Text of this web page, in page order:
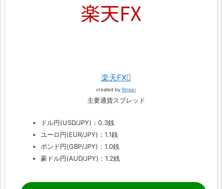
楽天FX
created by Rinker
主要通貨スプレッド
ドル円(USD/JPY)：0.3銭
ユーロ円(EUR/JPY)：1.1銭
ポンド円(GBP/JPY)：1.0銭
豪ドル円(AUD/JPY)：1.2銭